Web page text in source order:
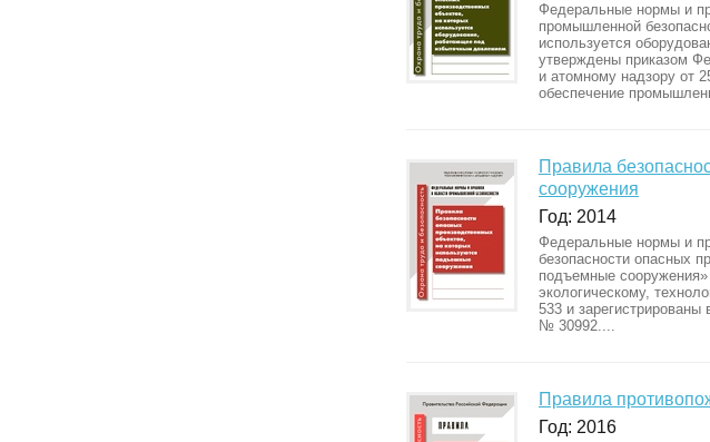
Федеральные нормы и
промышленной
используется
утверждены приказом
и атомному надзору от
обеспечение
Правила
сооружения
Год: 2014
Федеральные нормы и
безопасности опасных
подъемные
экологическому,
533 и
№ 30992....
Правила
Год: 2016